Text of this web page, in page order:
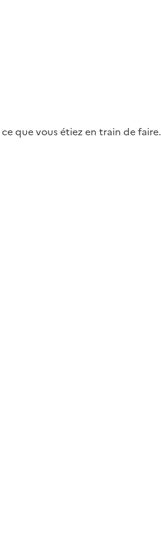
que vous étiez en train de faire.